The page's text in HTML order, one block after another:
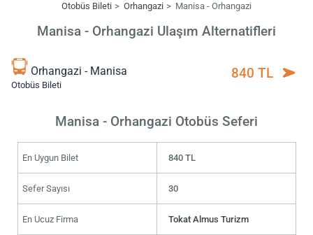
Otobüs Bileti Orhangazi Manisa - Orhangazi
Manisa - Orhangazi Ulaşım Alternatifleri
Orhangazi - Manisa
Otobüs Bileti
840 TL
Manisa - Orhangazi Otobüs Seferi
En Uygun Bilet 840 TL
Sefer Sayısı 30
En Ucuz Firma Tokat Almus Turizm